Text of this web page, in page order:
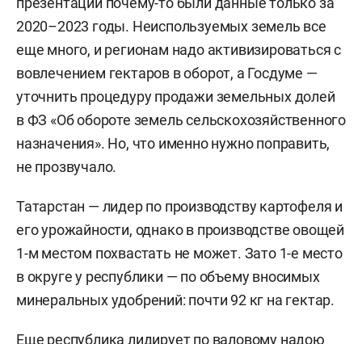
2020–2023 годы. Неиспользуемых земель все
еще много, и регионам надо активизироваться с
вовлечением гектаров в оборот, а Госдуме —
уточнить процедуру продажи земельных долей
в ФЗ «Об обороте земель сельскохозяйственного
назначения». Но, что именно нужно поправить,
не прозвучало.
Татарстан — лидер по производству картофеля и
его урожайности, однако в производстве овощей
1-м местом похвастать не может. Зато 1-е место
в округе у республики — по объему вносимых
минеральных удобрений: почти 92 кг на гектар.
Еще республика лидирует по валовому надою